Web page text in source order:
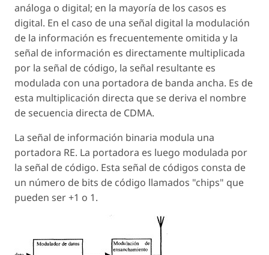
análoga o digital; en la mayoría de los casos es
digital. En el caso de una señal digital la modulación
de la información es frecuentemente omitida y la
señal de información es directamente multiplicada
por la señal de código, la señal resultante es
modulada con una portadora de banda ancha. Es de
esta multiplicación directa que se deriva el nombre
de secuencia directa de CDMA.
La señal de información binaria modula una
portadora RE. La portadora es luego modulada por
la señal de código. Esta señal de códigos consta de
un número de bits de código llamados "chips" que
pueden ser +1 o 1.